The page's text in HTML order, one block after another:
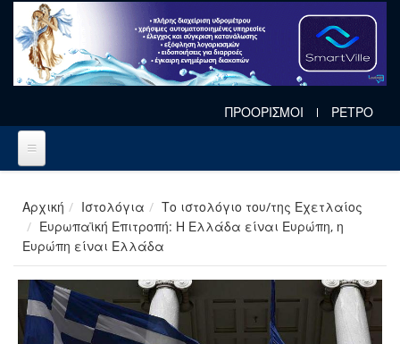
ΠΡΟΟΡΙΣΜΟΙ ΡΕΤΡΟ
Αρχική Ιστολόγια
Το ιστολόγιο του/της Εχετλαίος
Ευρωπαϊκή Επιτροπή: Η Ελλάδα είναι Ευρώπη, η
Ευρώπη είναι Ελλάδα